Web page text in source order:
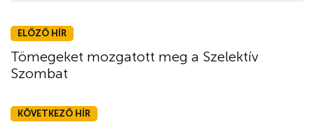
ELŐZŐ HÍR
Tömegeket mozgatott meg a Szelektív
Szombat
KÖVETKEZŐ HÍR